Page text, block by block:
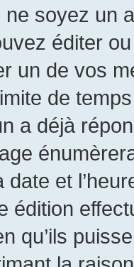
soyez un
éditer
un de vos
de
a déjà
et
édition
qu’ils